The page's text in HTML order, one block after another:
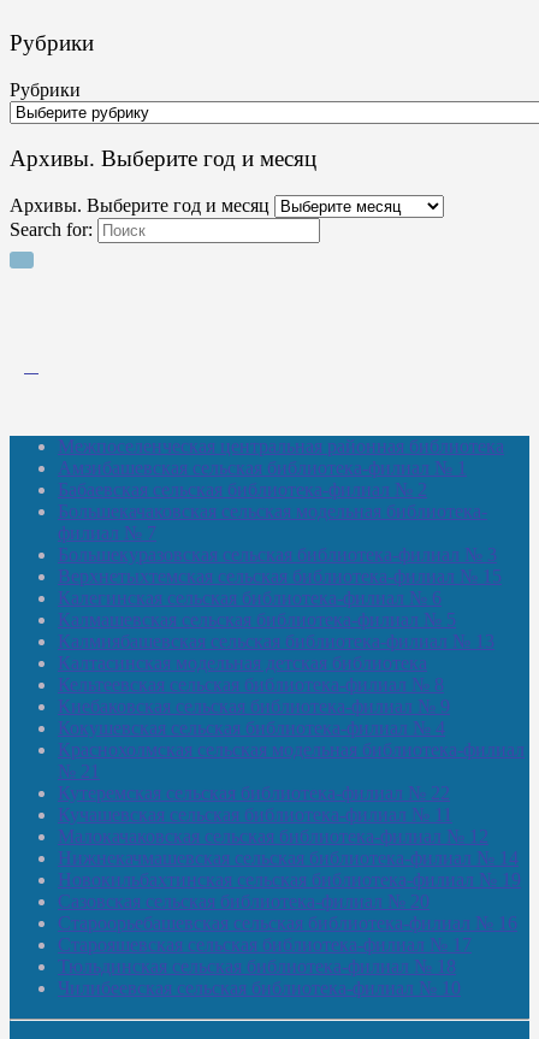
Рубрики
Рубрики
Архивы. Выберите год и месяц
Архивы. Выберите год и месяц
Search for:
Межпоселенческая центральная районная библиотека
Амзибашевская сельская библиотека-филиал № 1
Бабаевская сельская библиотека-филиал № 2
Большекачаковская сельская модельная библиотека-
филиал № 7
Большекуразовская сельская библиотека-филиал № 3
Верхнетыхтемская сельская библиотека-филиал № 15
Калегинская сельская библиотека-филиал № 6
Калмашевская сельская библиотека-филиал № 5
Калмиябашевская сельская библиотека-филиал № 13
Калтасинская модельная детская библиотека
Кельтеевская сельская библиотека-филиал № 8
Киебаковская сельская библиотека-филиал № 9
Кокушевская сельская библиотека-филиал № 4
Краснохолмская сельская модельная библиотека-филиал
№ 21
Кутеремская сельская библиотека-филиал № 22
Кучашевская сельская библиотека-филиал № 11
Малокачаковская сельская библиотека-филиал № 12
Нижнекачмашевская сельская библиотека-филиал № 14
Новокильбахтинская сельская библиотека-филиал № 19
Сазовская сельская библиотека-филиал № 20
Староорьебашевская сельская библиотека-филиал № 16
Старояшевская сельская библиотека-филиал № 17
Тюльдинская сельская библиотека-филиал № 18
Чилибеевская сельская библиотека-филиал № 10